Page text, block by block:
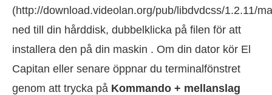
(http://download.videolan.org/pub/libdvdcss/1.2.11/
ned till din hårddisk, dubbelklicka på filen för att
installera den på din maskin . Om din dator kör El
Capitan eller senare öppnar du terminalfönstret
genom att trycka på Kommando + mellanslag